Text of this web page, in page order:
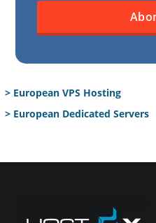
> European VPS Hosting
> European Dedicated Servers